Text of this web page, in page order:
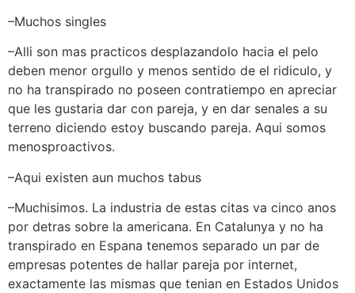
–Muchos singles
–Alli son mas practicos desplazandolo hacia el pelo
deben menor orgullo y menos sentido de el ridiculo, y
no ha transpirado no poseen contratiempo en apreciar
que les gustaria dar con pareja, y en dar senales a su
terreno diciendo estoy buscando pareja. Aqui somos
menosproactivos.
–Aqui existen aun muchos tabus
–Muchisimos. La industria de estas citas va cinco anos
por detras sobre la americana. En Catalunya y no ha
transpirado en Espana tenemos separado un par de
empresas potentes de hallar pareja por internet,
exactamente las mismas que tenian en Estados Unidos